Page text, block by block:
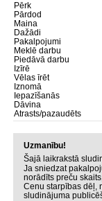
Pērk
Pārdod
Maina
Dažādi
Pakalpojumi
Meklē darbu
Piedāvā darbu
Izīrē
Vēlas īrēt
Iznomā
Iepazīšanās
Dāvina
Atrasts/pazaudēts
Uzmanību!
Šajā laikrakstā
Ja sniedzat
norādīts preču
Cenu starpības dēļ,
sludinājuma